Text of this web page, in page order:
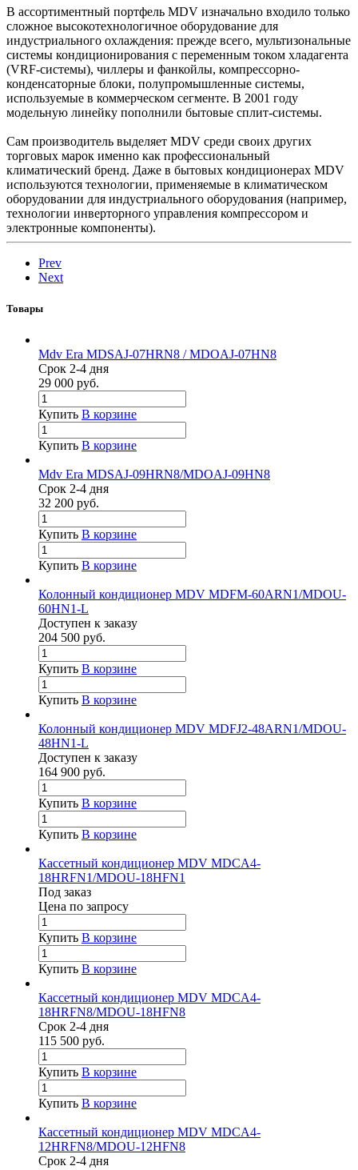
В ассортиментный портфель MDV изначально входило только
сложное высокотехнологичное оборудование для
индустриального охлаждения: прежде всего, мультизональные
системы кондиционирования с переменным током хладагента
(VRF-системы), чиллеры и фанкойлы, компрессорно-
конденсаторные блоки, полупромышленные системы,
используемые в коммерческом сегменте. В 2001 году
модельную линейку пополнили бытовые сплит-системы.
Сам производитель выделяет MDV среди своих других
торговых марок именно как профессиональный
климатический бренд. Даже в бытовых кондиционерах MDV
используются технологии, применяемые в климатическом
оборудовании для индустриального оборудования (например,
технологии инверторного управления компрессором и
электронные компоненты).
Prev
Next
Товары
Mdv Era MDSAJ-07HRN8 / MDOAJ-07HN8
Срок 2-4 дня
29 000 руб.
Купить В корзине
Купить В корзине
Mdv Era MDSAJ-09HRN8/MDOAJ-09HN8
Срок 2-4 дня
32 200 руб.
Купить В корзине
Купить В корзине
Колонный кондиционер MDV MDFM-60ARN1/MDOU-
60HN1-L
Доступен к заказу
204 500 руб.
Купить В корзине
Купить В корзине
Колонный кондиционер MDV MDFJ2-48ARN1/MDOU-
48HN1-L
Доступен к заказу
164 900 руб.
Купить В корзине
Купить В корзине
Кассетный кондиционер MDV MDCA4-
18HRFN1/MDOU-18HFN1
Под заказ
Цена по запросу
Купить В корзине
Купить В корзине
Кассетный кондиционер MDV MDCA4-
18HRFN8/MDOU-18HFN8
Срок 2-4 дня
115 500 руб.
Купить В корзине
Купить В корзине
Кассетный кондиционер MDV MDCA4-
12HRFN8/MDOU-12HFN8
Срок 2-4 дня